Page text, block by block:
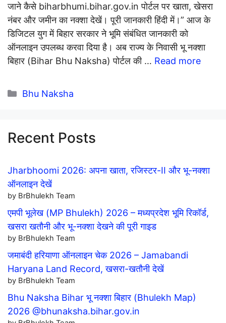
जाने कैसे biharbhumi.bihar.gov.in पोर्टल पर खाता, खेसरा
नंबर और जमीन का नक्शा देखें। पूरी जानकारी हिंदी में।” आज के
डिजिटल युग में बिहार सरकार ने भूमि संबंधित जानकारी को
ऑनलाइन उपलब्ध करवा दिया है। अब राज्य के निवासी भू नक्शा
बिहार (Bihar Bhu Naksha) पोर्टल की … Read more
Categories
Bhu Naksha
Recent Posts
Jharbhoomi 2026: अपना खाता, रजिस्टर-II और भू-नक्शा
ऑनलाइन देखें
by BrBhulekh Team
एमपी भूलेख (MP Bhulekh) 2026 – मध्यप्रदेश भूमि रिकॉर्ड,
खसरा खतौनी और भू-नक्शा देखने की पूरी गाइड
by BrBhulekh Team
जमाबंदी हरियाणा ऑनलाइन चेक 2026 – Jamabandi
Haryana Land Record, खसरा-खतौनी देखें
by BrBhulekh Team
Bhu Naksha Bihar भू नक्शा बिहार (Bhulekh Map)
2026 @bhunaksha.bihar.gov.in